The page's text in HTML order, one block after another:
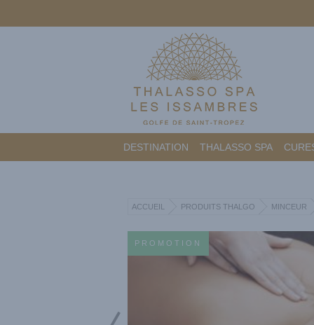
DESTINATION THALASSO SPA
ACCUEIL PRODUITS THALGO MINCEUR
PROMOTION